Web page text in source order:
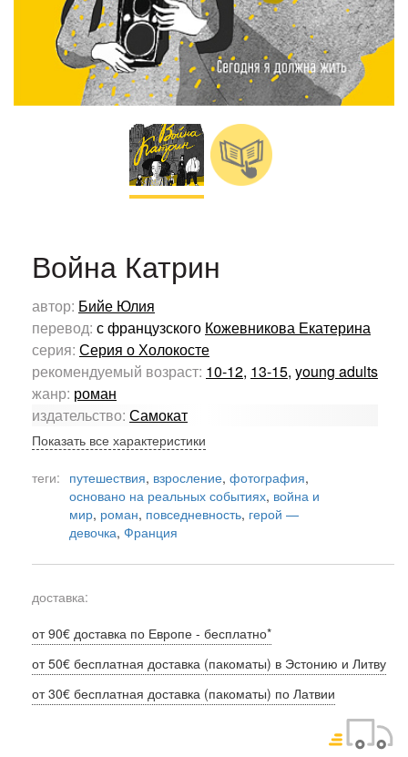
Война Катрин
автор: Бийе Юлия
перевод: с французского Кожевникова Екатерина
серия: Серия о Холокосте
рекомендуемый возраст: 10-12, 13-15, young adults
жанр: роман
издательство: Самокат
Показать все характеристики
теги: путешествия, взросление, фотография,
основано на реальных событиях, война и
мир, роман, повседневность, герой —
девочка, Франция
доставка:
от 90€ доставка по Европе - бесплатно*
от 50€ бесплатная доставка (пакоматы) в Эстонию и Литву
от 30€ бесплатная доставка (пакоматы) по Латвии